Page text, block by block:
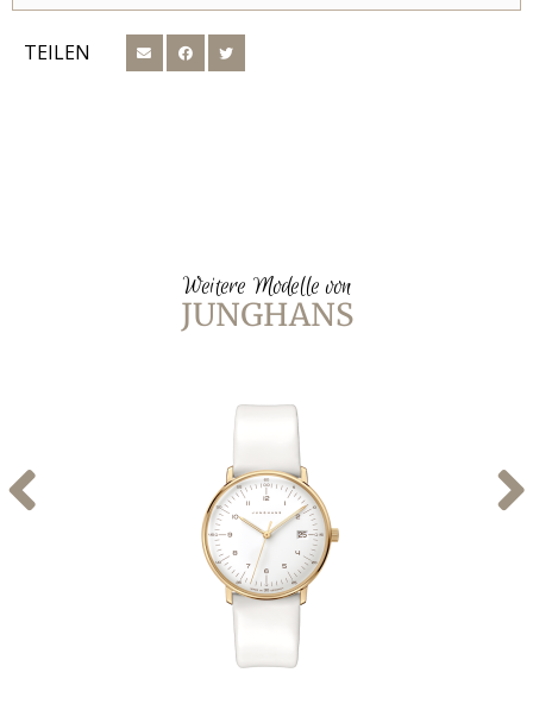
TEILEN
Weitere Modelle von
JUNGHANS